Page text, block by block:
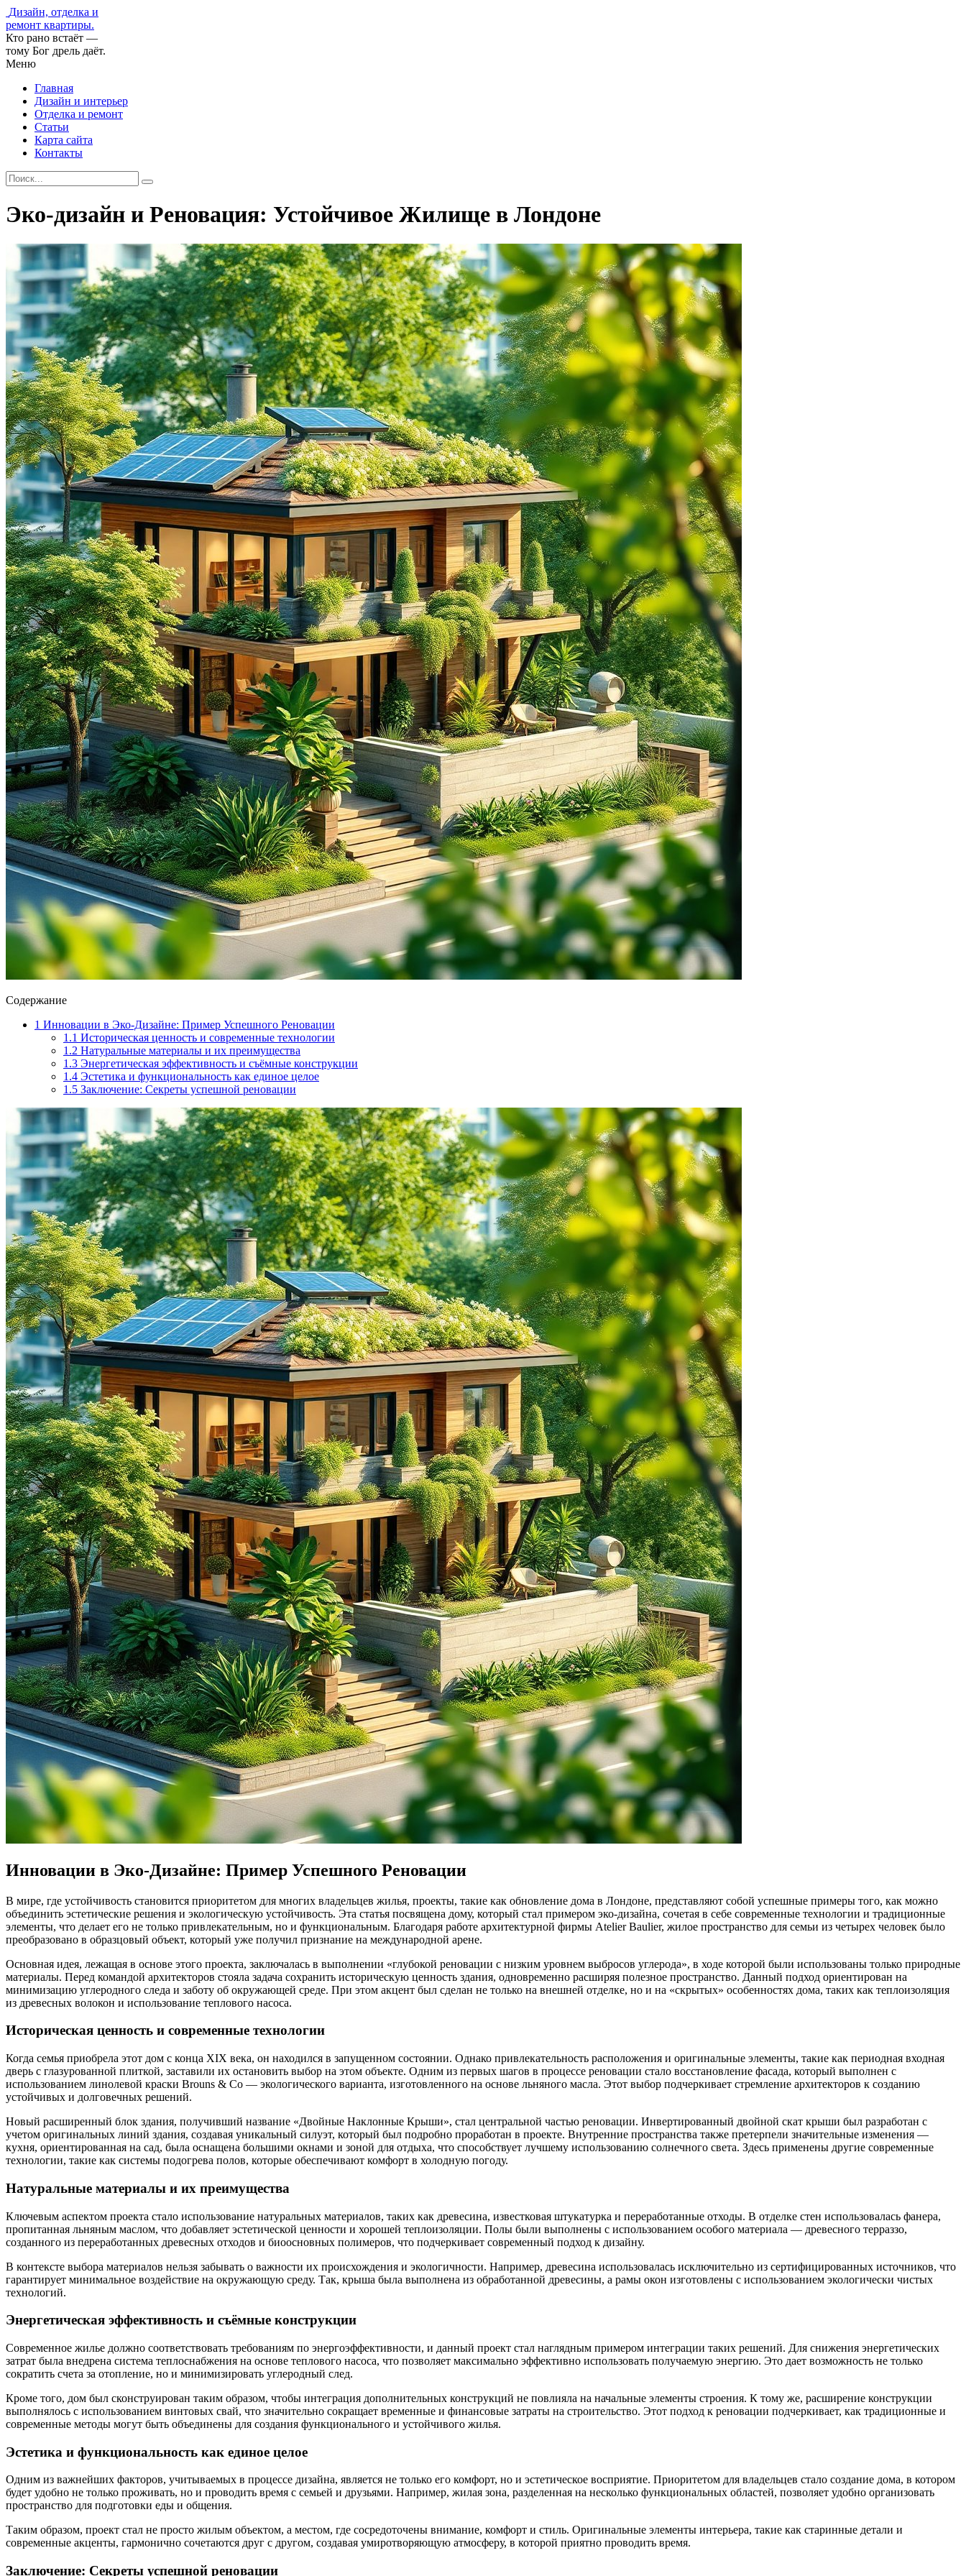
Дизайн, отделка и
ремонт квартиры.
Кто рано встаёт —
тому Бог дрель даёт.
Меню
Главная
Дизайн и интерьер
Отделка и ремонт
Статьи
Карта сайта
Контакты
Эко-дизайн и Реновация: Устойчивое Жилище в Лондоне
Содержание
1 Инновации в Эко-Дизайне: Пример Успешного Реновации
1.1 Историческая ценность и современные технологии
1.2 Натуральные материалы и их преимущества
1.3 Энергетическая эффективность и съёмные конструкции
1.4 Эстетика и функциональность как единое целое
1.5 Заключение: Секреты успешной реновации
Инновации в Эко-Дизайне: Пример Успешного Реновации
В мире, где устойчивость становится приоритетом для многих владельцев жилья, проекты, такие как обновление дома в Лондоне, представляют собой успешные примеры того, как можно
объединить эстетические решения и экологическую устойчивость. Эта статья посвящена дому, который стал примером эко-дизайна, сочетая в себе современные технологии и традиционные
элементы, что делает его не только привлекательным, но и функциональным. Благодаря работе архитектурной фирмы Atelier Baulier, жилое пространство для семьи из четырех человек было
преобразовано в образцовый объект, который уже получил признание на международной арене.
Основная идея, лежащая в основе этого проекта, заключалась в выполнении «глубокой реновации с низким уровнем выбросов углерода», в ходе которой были использованы только природные
материалы. Перед командой архитекторов стояла задача сохранить историческую ценность здания, одновременно расширяя полезное пространство. Данный подход ориентирован на
минимизацию углеродного следа и заботу об окружающей среде. При этом акцент был сделан не только на внешней отделке, но и на «скрытых» особенностях дома, таких как теплоизоляция
из древесных волокон и использование теплового насоса.
Историческая ценность и современные технологии
Когда семья приобрела этот дом с конца XIX века, он находился в запущенном состоянии. Однако привлекательность расположения и оригинальные элементы, такие как периодная входная
дверь с глазурованной плиткой, заставили их остановить выбор на этом объекте. Одним из первых шагов в процессе реновации стало восстановление фасада, который выполнен с
использованием линолевой краски Brouns & Co — экологического варианта, изготовленного на основе льняного масла. Этот выбор подчеркивает стремление архитекторов к созданию
устойчивых и долговечных решений.
Новый расширенный блок здания, получивший название «Двойные Наклонные Крыши», стал центральной частью реновации. Инвертированный двойной скат крыши был разработан с
учетом оригинальных линий здания, создавая уникальный силуэт, который был подробно проработан в проекте. Внутренние пространства также претерпели значительные изменения —
кухня, ориентированная на сад, была оснащена большими окнами и зоной для отдыха, что способствует лучшему использованию солнечного света. Здесь применены другие современные
технологии, такие как системы подогрева полов, которые обеспечивают комфорт в холодную погоду.
Натуральные материалы и их преимущества
Ключевым аспектом проекта стало использование натуральных материалов, таких как древесина, известковая штукатурка и переработанные отходы. В отделке стен использовалась фанера,
пропитанная льняным маслом, что добавляет эстетической ценности и хорошей теплоизоляции. Полы были выполнены с использованием особого материала — древесного терраззо,
созданного из переработанных древесных отходов и биоосновных полимеров, что подчеркивает современный подход к дизайну.
В контексте выбора материалов нельзя забывать о важности их происхождения и экологичности. Например, древесина использовалась исключительно из сертифицированных источников, что
гарантирует минимальное воздействие на окружающую среду. Так, крыша была выполнена из обработанной древесины, а рамы окон изготовлены с использованием экологически чистых
технологий.
Энергетическая эффективность и съёмные конструкции
Современное жилье должно соответствовать требованиям по энергоэффективности, и данный проект стал наглядным примером интеграции таких решений. Для снижения энергетических
затрат была внедрена система теплоснабжения на основе теплового насоса, что позволяет максимально эффективно использовать получаемую энергию. Это дает возможность не только
сократить счета за отопление, но и минимизировать углеродный след.
Кроме того, дом был сконструирован таким образом, чтобы интеграция дополнительных конструкций не повлияла на начальные элементы строения. К тому же, расширение конструкции
выполнялось с использованием винтовых свай, что значительно сокращает временные и финансовые затраты на строительство. Этот подход к реновации подчеркивает, как традиционные и
современные методы могут быть объединены для создания функционального и устойчивого жилья.
Эстетика и функциональность как единое целое
Одним из важнейших факторов, учитываемых в процессе дизайна, является не только его комфорт, но и эстетическое восприятие. Приоритетом для владельцев стало создание дома, в котором
будет удобно не только проживать, но и проводить время с семьей и друзьями. Например, жилая зона, разделенная на несколько функциональных областей, позволяет удобно организовать
пространство для подготовки еды и общения.
Таким образом, проект стал не просто жилым объектом, а местом, где сосредоточены внимание, комфорт и стиль. Оригинальные элементы интерьера, такие как старинные детали и
современные акценты, гармонично сочетаются друг с другом, создавая умиротворяющую атмосферу, в которой приятно проводить время.
Заключение: Секреты успешной реновации